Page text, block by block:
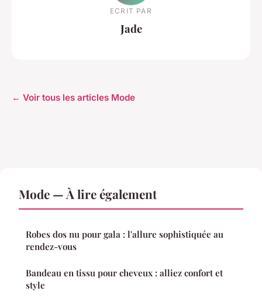
ECRIT PAR
Jade
← Voir tous les articles Mode
Mode — À lire également
Robes dos nu pour gala : l'allure sophistiquée au
rendez-vous
Bandeau en tissu pour cheveux : alliez confort et
style